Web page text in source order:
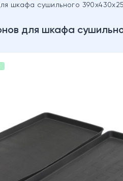
шкафа сушильного
для шкафа